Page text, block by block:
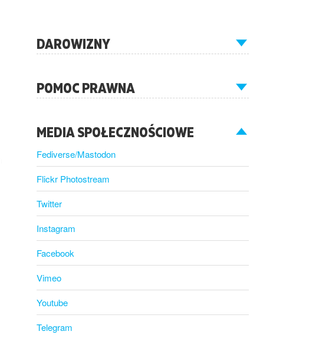
DAROWIZNY
POMOC PRAWNA
MEDIA SPOŁECZNOŚCIOWE
Fediverse/Mastodon
Flickr Photostream
Twitter
Instagram
Facebook
Vimeo
Youtube
Telegram